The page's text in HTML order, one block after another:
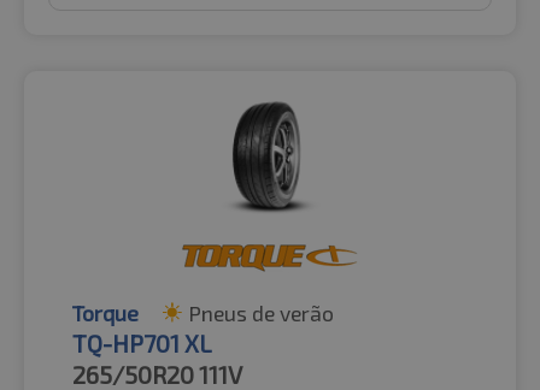
Torque Pneus de verão
TQ-HP701 XL
265/50R20111V